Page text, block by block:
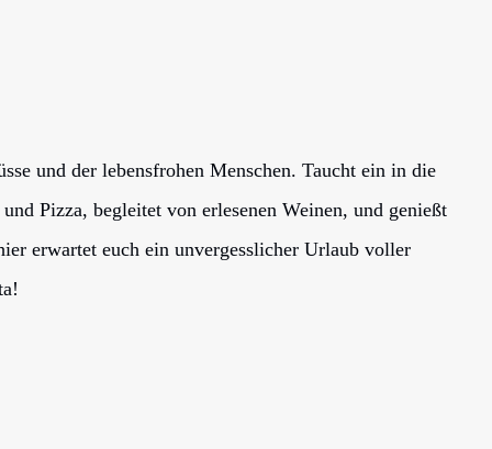
und der lebensfrohen Menschen. Taucht ein in die
Pizza, begleitet von erlesenen Weinen, und genießt
erwartet euch ein unvergesslicher Urlaub voller